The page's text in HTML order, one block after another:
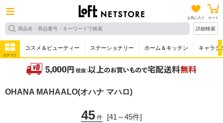
お気に入り カート
詳細検索
カテゴリ
コスメ＆ビューティー ステーショナリー ホーム＆キッチン キャラク
OHANA MAHAALO(オハナ マハロ)
45 件 [41～45件]